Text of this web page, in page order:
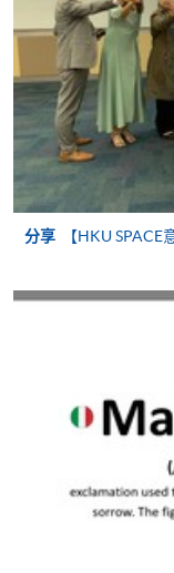
港大学专业进
分享 【HKU SPACE